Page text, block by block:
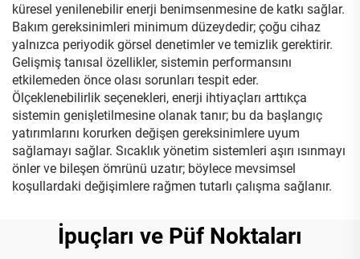
küresel yenilenebilir enerji benimsenmesine de katkı sağlar.
Bakım gereksinimleri minimum düzeydedir; çoğu cihaz
yalnızca periyodik görsel denetimler ve temizlik gerektirir.
Gelişmiş tanısal özellikler, sistemin performansını
etkilemeden önce olası sorunları tespit eder.
Ölçeklenebilirlik seçenekleri, enerji ihtiyaçları arttıkça
sistemin genişletilmesine olanak tanır; bu da başlangıç
yatırımlarını korurken değişen gereksinimlere uyum
sağlamayı sağlar. Sıcaklık yönetim sistemleri aşırı ısınmayı
önler ve bileşen ömrünü uzatır; böylece mevsimsel
koşullardaki değişimlere rağmen tutarlı çalışma sağlanır.
İpuçları ve Püf Noktaları